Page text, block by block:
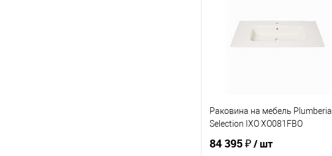
В избранное
Под заказ
Раковина на мебель Plumberia
Selection IXO XO081FBO
84 395 ₽/ шт